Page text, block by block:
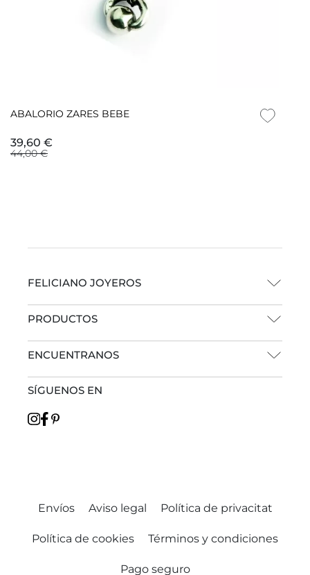
ABALORIO ZARES BEBE
39,60 €
44,00 €
FELICIANO JOYEROS
PRODUCTOS
ENCUENTRANOS
SÍGUENOS EN
Envíos Aviso legal Política de privacitat
Política de cookies Términos y condiciones
Pago seguro